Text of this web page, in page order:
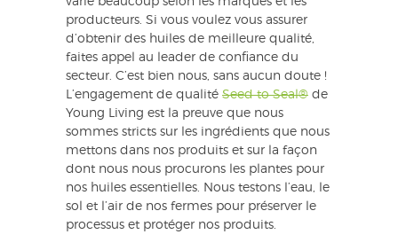
producteurs. Si vous voulez vous assurer
d’obtenir des huiles de meilleure qualité,
faites appel au leader de confiance du
secteur. C’est bien nous, sans aucun doute !
L’engagement de qualité Seed to Seal® de
Young Living est la preuve que nous
sommes stricts sur les ingrédients que nous
mettons dans nos produits et sur la façon
dont nous nous procurons les plantes pour
nos huiles essentielles. Nous testons l’eau, le
sol et l’air de nos fermes pour préserver le
processus et protéger nos produits.